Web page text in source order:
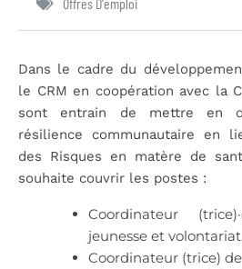
Dans le cadre du
le CRM en coopération avec la
sont entrain de mettre en
résilience communautaire en
des Risques en matère de
souhaite couvrir les postes :
Coordinateur
jeunesse et volontariat.
Coordinateur (trice)